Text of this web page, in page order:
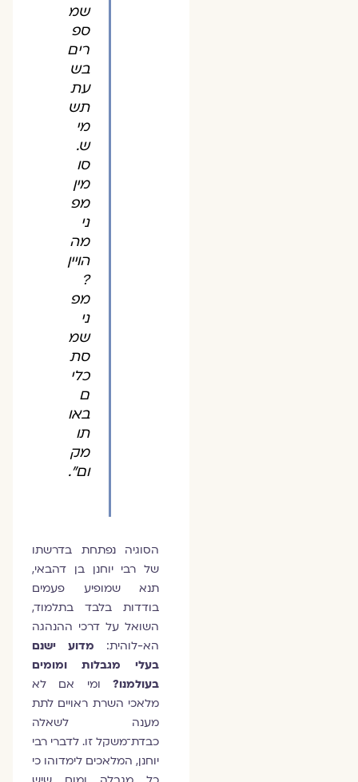
שמ
ספ
רים
בש
עת
תש
מי
ש.
סו
מין
מפ
ני
מה
הויין
?
מפ
ני
שמ
סת
כלי
ם
באו
תו
מק
ום".
הסוגיה נפתחת בדרשתו
של רבי יוחנן בן דהבאי,
תנא שמופיע פעמים
בודדות בלבד בתלמוד,
השואל על דרכי ההנהגה
הא-לוהית:
מדוע ישנם
בעלי מגבלות ומומים
בעולמנו?ומי אם לא
מלאכי השרת ראויים לתת
מענה לשאלה
כבדת־משקל זו. לדברי רבי
יוחנן, המלאכים לימדוהו כי